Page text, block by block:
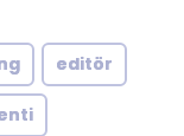
editör